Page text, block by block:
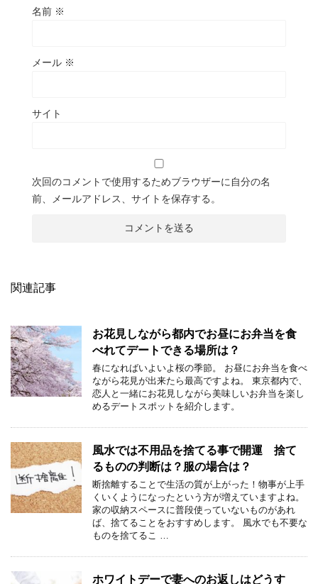
名前 ※
メール ※
サイト
次回のコメントで使用するためブラウザーに自分の名
前、メールアドレス、サイトを保存する。
関連記事
お花見しながら都内でお昼にお弁当を食
べれてデートできる場所は？
春になればいよいよ桜の季節。 お昼にお弁当を食べ
ながら花見が出来たら最高ですよね。 東京都内で、
恋人と一緒にお花見しながら美味しいお弁当を楽し
めるデートスポットを紹介します。
風水では不用品を捨てる事で開運 捨て
るものの判断は？服の場合は？
断捨離することで生活の質が上がった！物事が上手
くいくようになったという方が増えていますよね。
家の収納スペースに普段使っていないものがあれ
ば、捨てることをおすすめします。 風水でも不要な
ものを捨てるこ …
ホワイトデーで妻へのお返しはどうす